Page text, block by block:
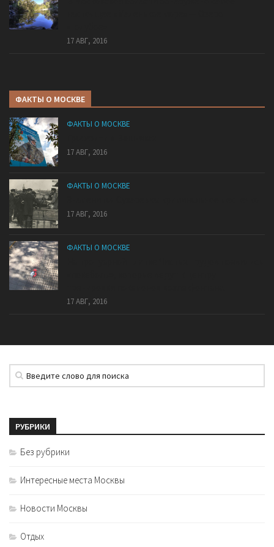
17 АВГ, 2016
ФАКТЫ О МОСКВЕ
ФАКТЫ О МОСКВЕ
17 АВГ, 2016
ФАКТЫ О МОСКВЕ
17 АВГ, 2016
ФАКТЫ О МОСКВЕ
17 АВГ, 2016
РУБРИКИ
Без рубрики
Интересные места Москвы
Новости Москвы
Отдых